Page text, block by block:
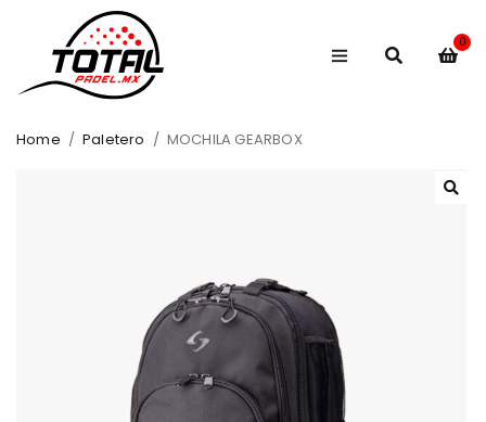
0
Home / Paletero / MOCHILA GEARBOX